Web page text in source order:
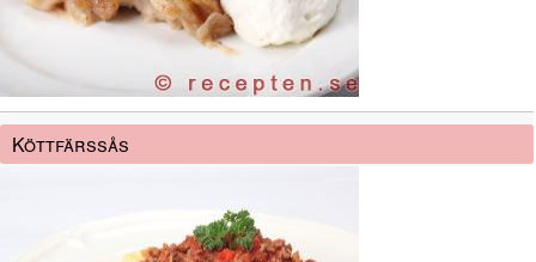
Köttfärssås